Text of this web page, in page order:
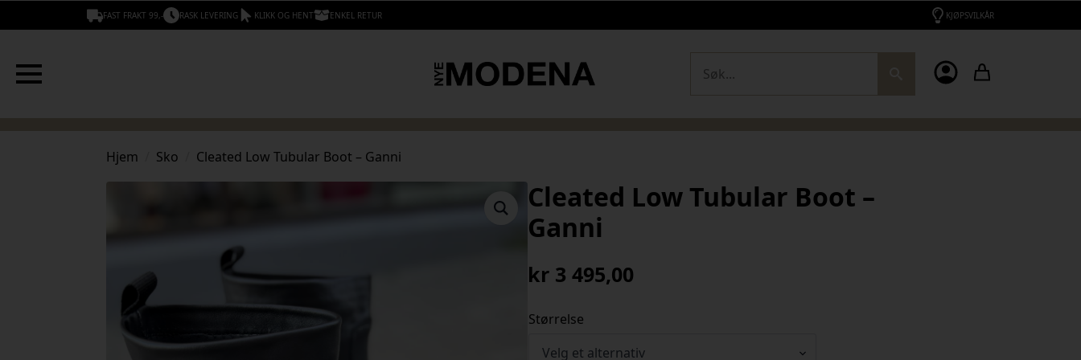
FAST FRAKT 99,- RASK LEVERING KLIKK OG HENT ENKEL RETUR KJØPSVILKÅR
Hjem Sko Cleated Low Tubular Boot – Ganni
Cleated Low Tubular Boot –
Ganni
kr 3 495,00
Størrelse